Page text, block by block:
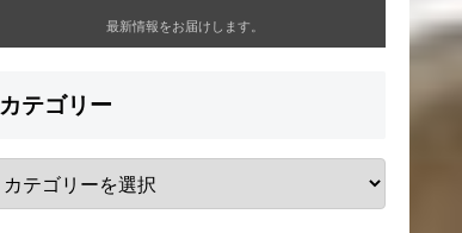
最新情報をお届けします。
カテゴリー